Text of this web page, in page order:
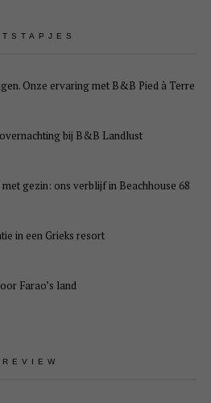
Onze ervaring met B&B Pied à Terre
bij B&B Landlust
met gezin: ons verblijf in Beachhouse 68
in een Grieks resort
Farao’s land
REVIEW